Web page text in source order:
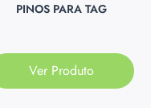
PINOS PARA TAG
Ver Produto